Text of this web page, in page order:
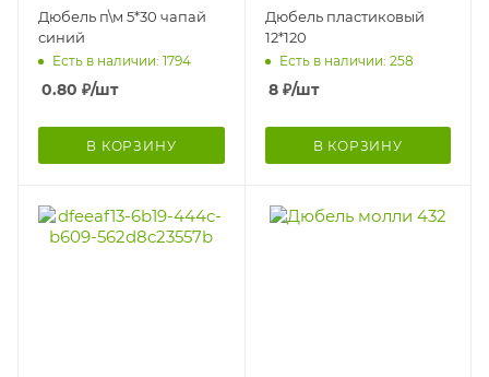
Дюбель п\м 5*30 чапай
синий
Есть в наличии: 1794
0.80 ₽/шт
В КОРЗИНУ
Дюбель пластиковый
12*120
Есть в наличии: 258
8₽/шт
В КОРЗИНУ